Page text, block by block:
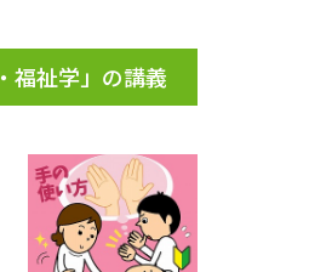
福祉学」の講義